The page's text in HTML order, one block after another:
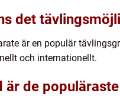
det
är en populär
och internationellt.
är de